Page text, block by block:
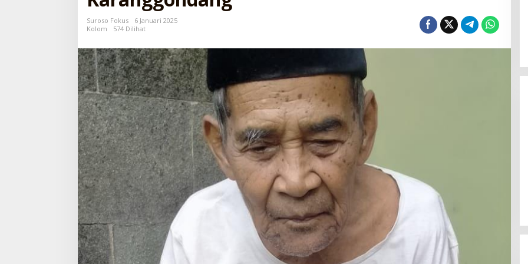
Suroso Fokus
6 Januari 2025
Kolom
574 Dilihat
Mahasiswa KKN Unisnu Resmi
Mengabdi di Desa Tahunan
Di Berita, Kampus 27 Juli 2026